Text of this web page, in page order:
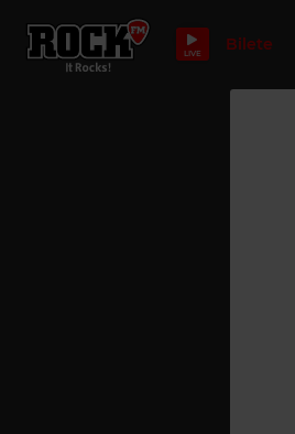
LIVE Bilete